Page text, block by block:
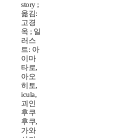
story ;
옮김:
고경
옥 ; 일
러스
트: 아
이마
타로,
아오
히토,
icula,
괴인
후쿠
후쿠,
가와